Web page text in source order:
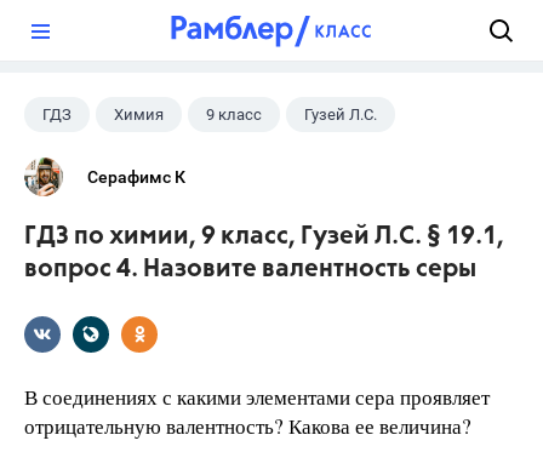
ГДЗ Химия 9 класс Гузей Л.С.
Серафимс К
ГДЗ по химии, 9 класс, Гузей Л.С. § 19.1,
вопрос 4. Назовите валентность серы
В соединениях с какими элементами сера проявляет
отрицательную валентность? Какова ее величина?